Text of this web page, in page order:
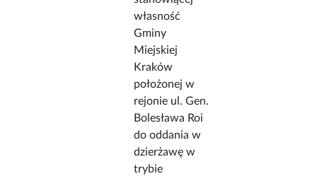
własność
Gminy
Miejskiej
Kraków
położonej w
rejonie ul. Gen.
Bolesława Roi
do oddania w
dzierżawę w
trybie